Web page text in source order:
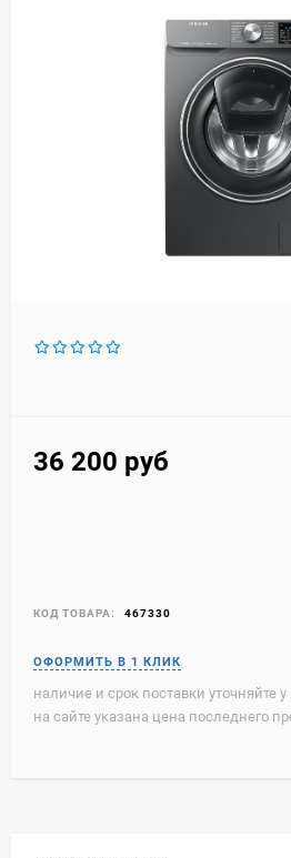
36 200 руб
КОД ТОВАРА: 467330
наличие и срок поставки уточняйте
на сайте указана цена последнего